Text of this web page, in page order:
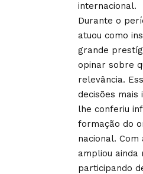
internacional.
Durante o
atuou como
grande
opinar sobre
relevância.
decisões
lhe conferiu
formação do
nacional. Com
ampliou ainda
participando